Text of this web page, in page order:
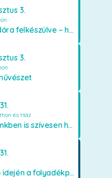
3.
A hőségriadóra felkészülve – hűsítő fejlesztések a Szent Lajos Otthonban
3.
és Ház
Intézményünkben is szívesen használják a VR szemüveget
Hőségriadó idején a folyadékpótlás életet menthet